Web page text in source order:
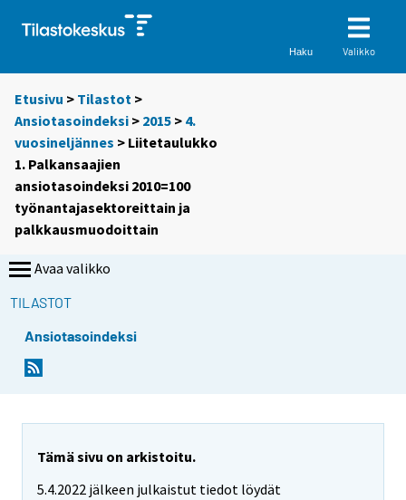
Haku Valikko
Etusivu > Tilastot >
Ansiotasoindeksi > 2015 > 4.
vuosineljännes > Liitetaulukko
1. Palkansaajien
ansiotasoindeksi 2010=100
työnantajasektoreittain ja
palkkausmuodoittain
Avaa valikko
TILASTOT
Ansiotasoindeksi
Tämä sivu on arkistoitu.
5.4.2022 jälkeen julkaistut tiedot löydät